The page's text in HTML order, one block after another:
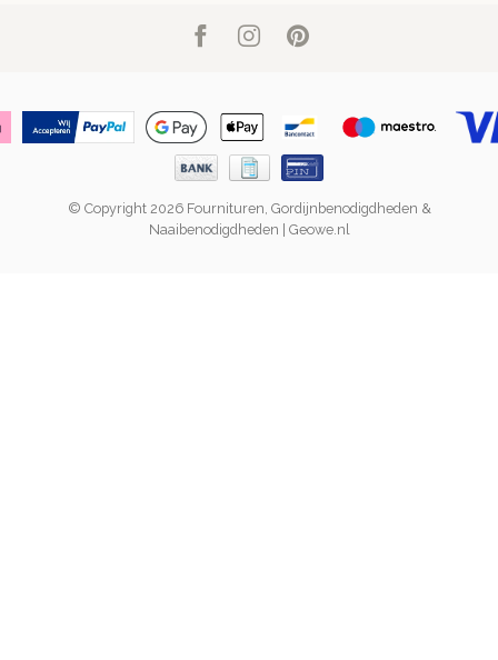
© Copyright 2026 Fournituren, Gordijnbenodigdheden &
Naaibenodigdheden | Geowe.nl